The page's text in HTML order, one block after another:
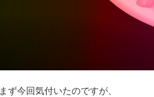
まず今回気付いたのですが、